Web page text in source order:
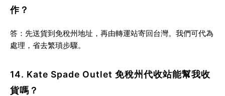
作？
答：先送貨到免稅州地址，再由轉運站寄回台灣。 我們可代為
處理，省去繁瑣步驟。
14. Kate Spade Outlet 免稅州代收站能幫我收
貨嗎？